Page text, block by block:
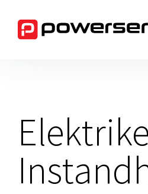
Inhalt